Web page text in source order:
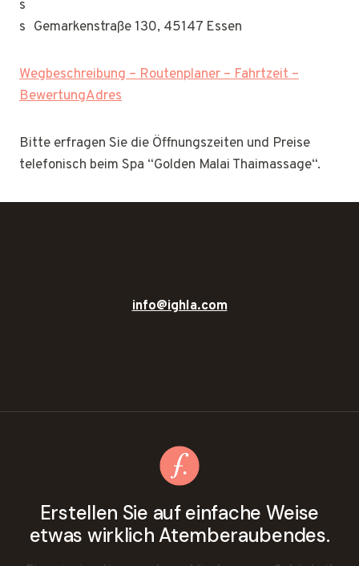
Gemarkenstraße 130, 45147 Essen
Wegbeschreibung – Routenplaner – Fahrtzeit –
BewertungAdres
Bitte erfragen Sie die Öffnungszeiten und Preise
telefonisch beim Spa “Golden Malai Thaimassage“.
info@ighla.com
Erstellen Sie auf einfache Weise
etwas wirklich Atemberaubendes.